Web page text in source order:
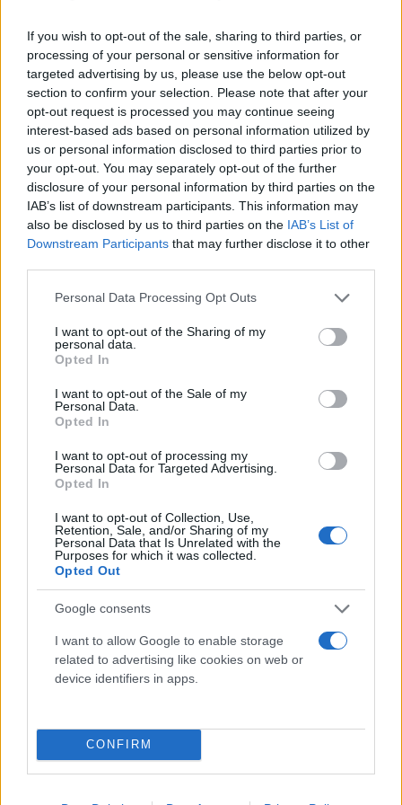
If you wish to opt-out of the sale, sharing to third parties, or
processing of your personal or sensitive information for
targeted advertising by us, please use the below opt-out
section to confirm your selection. Please note that after your
opt-out request is processed you may continue seeing
interest-based ads based on personal information utilized by
us or personal information disclosed to third parties prior to
your opt-out. You may separately opt-out of the further
disclosure of your personal information by third parties on the
IAB’s list of downstream participants. This information may
also be disclosed by us to third parties on the IAB’s List of
Downstream Participants that may further disclose it to other
Please note that this website/app uses one or more Google
not limited to your visit or usage behaviour. You may click to
grant or deny consent to Google and its third-party tags to
use your data for below specified purposes in below Google
consent section.
Personal Data Processing Opt Outs
I want to opt-out of the Sharing of my
personal data.
Opted In
I want to opt-out of the Sale of my
Personal Data.
Opted In
I want to opt-out of processing my
Personal Data for Targeted Advertising.
Opted In
I want to opt-out of Collection, Use,
Retention, Sale, and/or Sharing of my
Personal Data that Is Unrelated with the
Purposes for which it was collected.
Opted Out
Google consents
I want to allow Google to enable storage
related to advertising like cookies on web or
device identifiers in apps.
CONFIRM
Με πήρε κλαίγοντας μια φίλη και είπε ότι “ο
Αίαντάς μας πέθανε”. Λέω μάλλον είναι
επιβεβαιωμένο, ο φίλος μου πέθανε. Προσπαθώ να
εντοπίσω την Ελισάβετ και βλέπω να αναπαράγεται
η είδηση. Μίλησα μαζί της και μου απάντησε ότι
είναι δύσκολα, αλλά δεν έχει πεθάνει. Ο άνθρωπος
παλεύει για τη ζωή του. Είναι πάρα πολύ δύσκολα,
γιατί πρέπει να λέμε την αλήθεια στον κόσμο.
Μακάρι να γίνει ένα θαύμα».
εγκεφαλικό στη Μονάδα Εντατικής Θεραπείας στο
νοσοκομείο Αττικόν στις 9 Οκτωβρίου. Οι γιατροί
θεώρησαν πως πηγαίνει καλύτερα και ο ηθοποιός
μεταφέρθηκε σε απλό θάλαμο του νοσοκομείου.